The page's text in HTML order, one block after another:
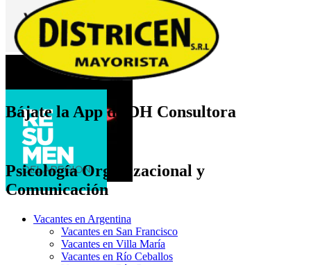
Bájate la App de DH Consultora
Psicología Organizacional y
Comunicación
Vacantes en Argentina
Vacantes en San Francisco
Vacantes en Villa María
Vacantes en Río Ceballos